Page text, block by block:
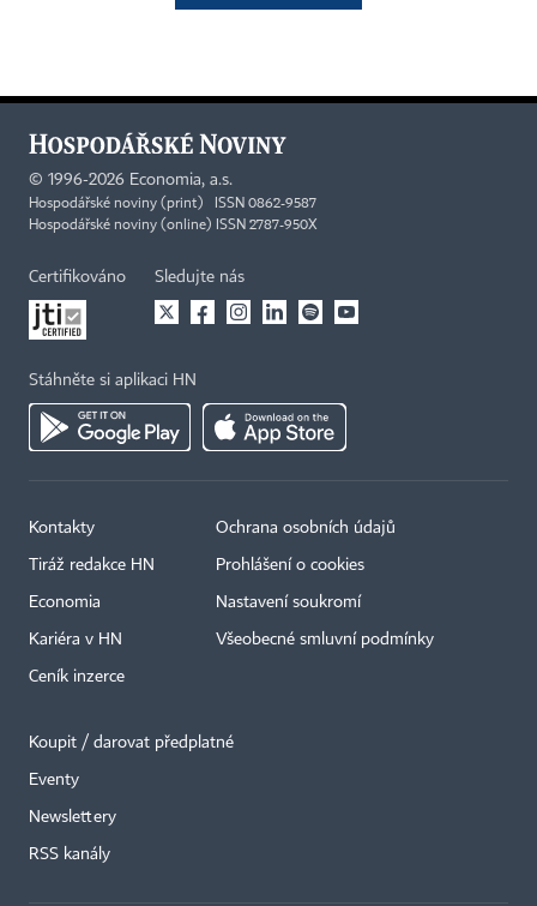
© 1996-2026 Economia, a.s.
Hospodářské noviny (print) ISSN 0862-9587
Hospodářské noviny (online) ISSN 2787-950X
Certifikováno Sledujte nás
Stáhněte si aplikaci HN
Kontakty
Tiráž redakce HN
Economia
Kariéra v HN
Ceník inzerce
Ochrana osobních údajů
Prohlášení o cookies
Nastavení soukromí
Všeobecné smluvní podmínky
Koupit / darovat předplatné
Eventy
Newslettery
RSS kanály